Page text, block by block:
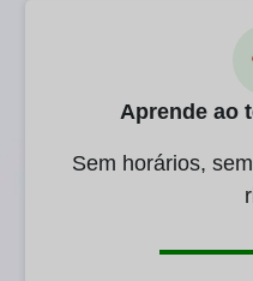
Aprende ao
Sem horários,